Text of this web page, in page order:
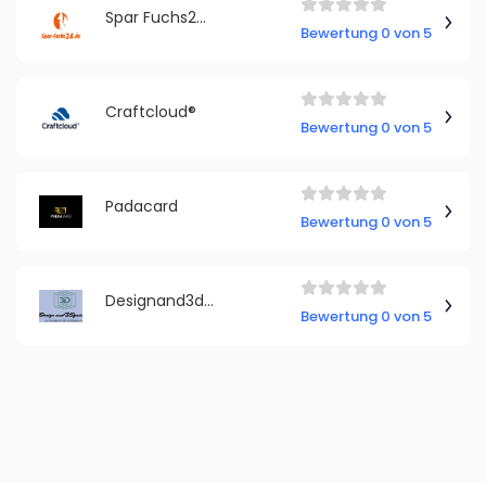
Spar Fuchs24.de GbR
Bewertung 0 von 5
Craftcloud®
Bewertung 0 von 5
Padacard
Bewertung 0 von 5
Designand3dprinting
Bewertung 0 von 5